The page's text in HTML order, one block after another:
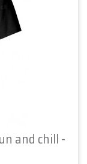
and chill -